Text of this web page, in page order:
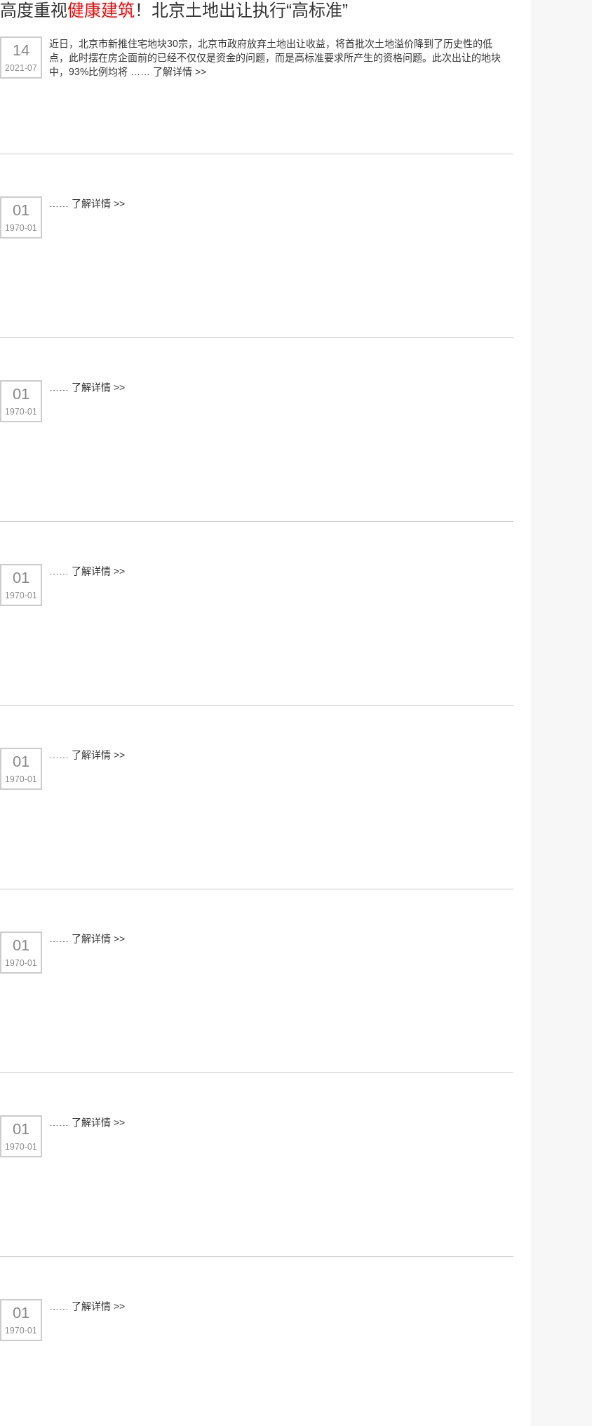
高度重视健康建筑！北京土地出让执行“高标准”
14
2021-07
近日，北京市新推住宅地块30宗，北京市政府放弃土地出让收益，将首批次土地溢价降到了历史性的低
点，此时摆在房企面前的已经不仅仅是资金的问题，而是高标准要求所产生的资格问题。此次出让的地块
中，93%比例均将 …… 了解详情 >>
01
1970-01
…… 了解详情 >>
01
1970-01
了解详情 >>
01
1970-01
了解详情 >>
01
1970-01
了解详情 >>
01
1970-01
了解详情 >>
01
1970-01
了解详情 >>
01
1970-01
了解详情 >>